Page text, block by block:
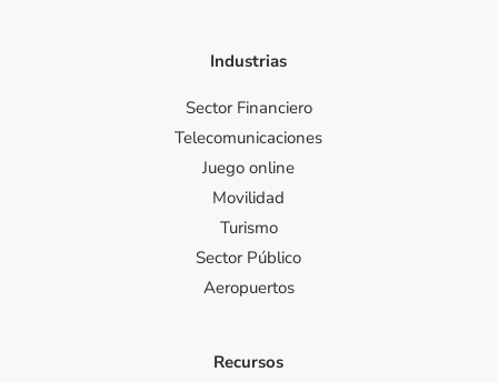
Industrias
Sector Financiero
Telecomunicaciones
Juego online
Movilidad
Turismo
Sector Público
Aeropuertos
Recursos